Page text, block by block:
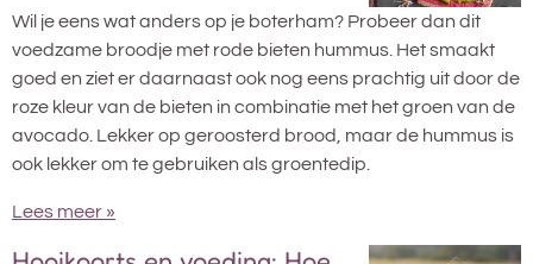
Wil je eens wat anders op je boterham? Probeer dan dit
voedzame broodje met rode bieten hummus. Het smaakt
goed en ziet er daarnaast ook nog eens prachtig uit door de
roze kleur van de bieten in combinatie met het groen van de
avocado. Lekker op geroosterd brood, maar de hummus is
ook lekker om te gebruiken als groentedip.
Lees meer »